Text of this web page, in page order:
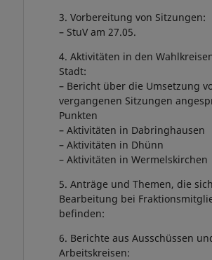
3. Vorbereitung von Sitzungen:
– StuV am 27.05.
4. Aktivitäten in den
Stadt:
– Bericht über die Umsetzung
vergangenen Sitzungen
Punkten
– Aktivitäten in Dabringhausen
– Aktivitäten in Dhünn
– Aktivitäten in Wermelskirchen
5. Anträge und Themen, die
Bearbeitung bei
befinden:
6. Berichte aus Ausschüssen
Arbeitskreisen: